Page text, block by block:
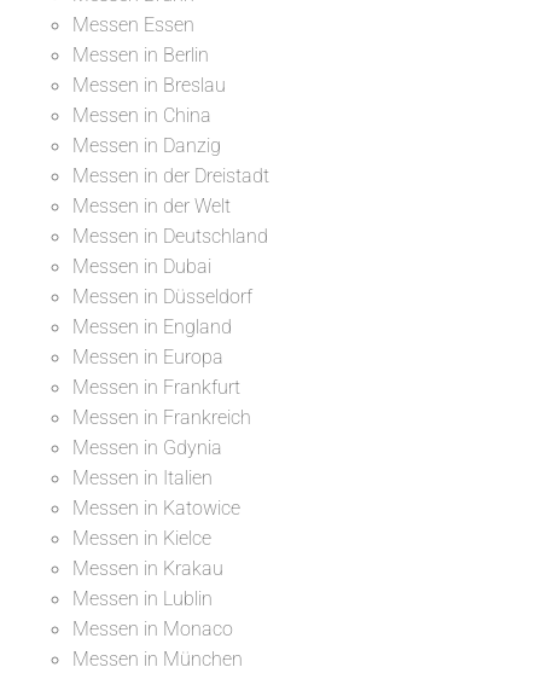
Messen Essen
Messen in Berlin
Messen in Breslau
Messen in China
Messen in Danzig
Messen in der Dreistadt
Messen in der Welt
Messen in Deutschland
Messen in Dubai
Messen in Düsseldorf
Messen in England
Messen in Europa
Messen in Frankfurt
Messen in Frankreich
Messen in Gdynia
Messen in Italien
Messen in Katowice
Messen in Kielce
Messen in Krakau
Messen in Lublin
Messen in Monaco
Messen in München